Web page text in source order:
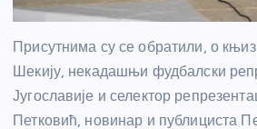
Присутнима су се обратили, о
Шекију, некадашњи фудбалски
Југославије и селектор
Петковић, новинар и публициста